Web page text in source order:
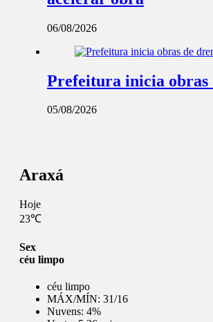
06/08/2026
Prefeitura inicia obras
05/08/2026
Araxá
Hoje
23℃
Sex
céu limpo
céu limpo
MÁX/MÍN: 31/16
Nuvens: 4%